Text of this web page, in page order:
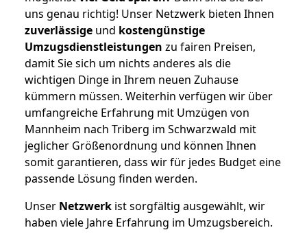
uns genau richtig! Unser Netzwerk bieten Ihnen
zuverlässige und kostengünstige
Umzugsdienstleistungen zu fairen Preisen,
damit Sie sich um nichts anderes als die
wichtigen Dinge in Ihrem neuen Zuhause
kümmern müssen. Weiterhin verfügen wir über
umfangreiche Erfahrung mit Umzügen von
Mannheim nach Triberg im Schwarzwald mit
jeglicher Größenordnung und können Ihnen
somit garantieren, dass wir für jedes Budget eine
passende Lösung finden werden.
Unser Netzwerk ist sorgfältig ausgewählt, wir
haben viele Jahre Erfahrung im Umzugsbereich.